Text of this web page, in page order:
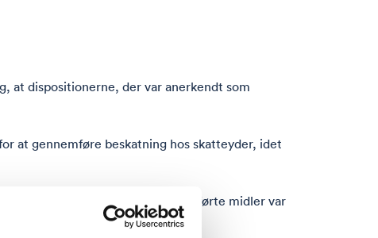
at dispositionerne, der var anerkendt som
at gennemføre beskatning hos skatteyder, idet
Dette uanset at de overførte midler var